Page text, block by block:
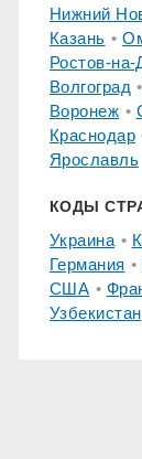
Нижний
Казань
Ростов-на-
Волгоград
Воронеж
Краснодар
Ярославль
КОДЫ
Украина
Германия
США
Узбекистан